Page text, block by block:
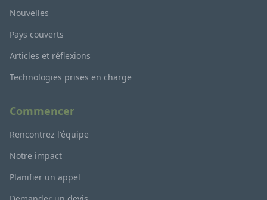
Nouvelles
Pays couverts
Articles et réflexions
Technologies prises en charge
Commencer
Rencontrez l'équipe
Notre impact
Planifier un appel